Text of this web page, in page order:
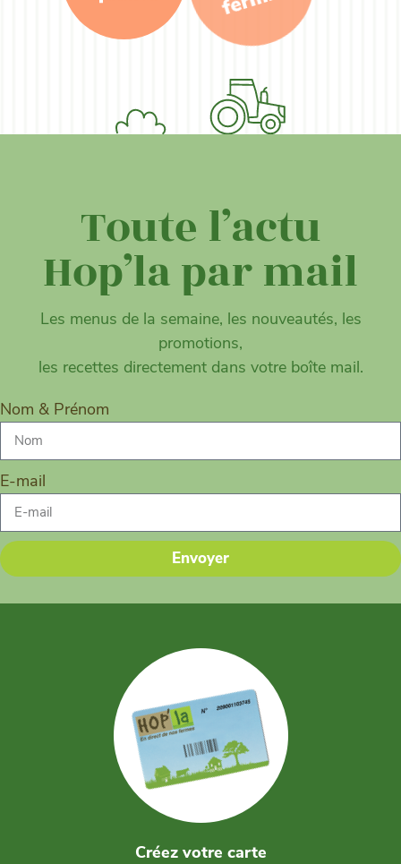
Toute l’actu
Hop’la par mail
Les menus de la semaine, les nouveautés, les
promotions,
les recettes directement dans votre boîte mail.
Nom & Prénom
E-mail
Envoyer
Créez votre carte